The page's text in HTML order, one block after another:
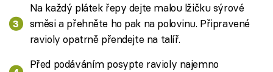
Na každý plátek řepy dejte malou lžičku sýrové
směsi a přehněte ho pak na polovinu. Připravené
ravioly opatrně přendejte na talíř.
Před podáváním posypte ravioly najemno